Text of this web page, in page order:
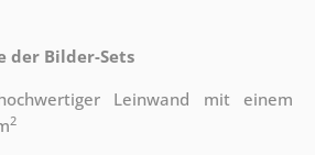
der Bilder-Sets
Leinwand mit einem
2